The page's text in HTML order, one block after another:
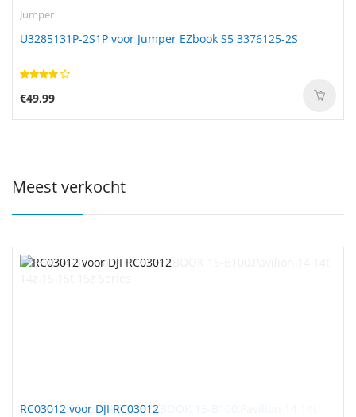
Jumper
U3285131P-2S1P voor Jumper EZbook S5 3376125-2S
€49.99
Meest verkocht
RC03012 voor DJI RC03012